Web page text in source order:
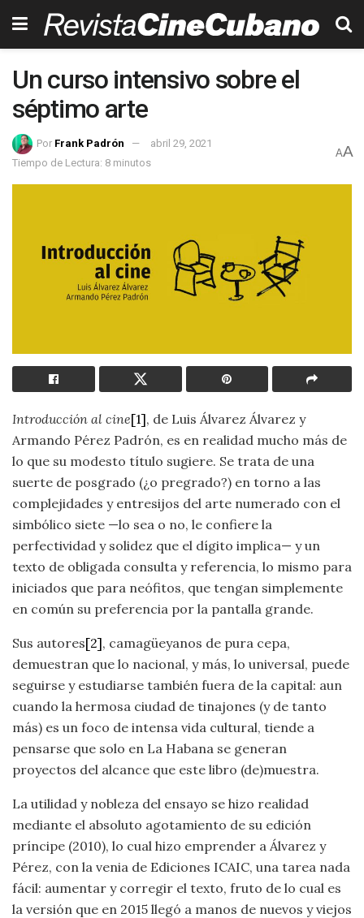
Un curso intensivo sobre el
séptimo arte
Por Frank Padrón
abril 29, 2021
Tiempo de Lectura: 8 minutos
AA
Introducción al cine[1], de Luis Álvarez Álvarez y
Armando Pérez Padrón, es en realidad mucho más de
lo que su modesto título sugiere. Se trata de una
suerte de posgrado (¿o pregrado?) en torno a las
complejidades y entresijos del arte numerado con el
simbólico siete —lo sea o no, le confiere la
perfectividad y solidez que el dígito implica— y un
texto de obligada consulta y referencia, lo mismo para
iniciados que para neófitos, que tengan simplemente
en común su preferencia por la pantalla grande.
Sus autores[2], camagüeyanos de pura cepa,
demuestran que lo nacional, y más, lo universal, puede
seguirse y estudiarse también fuera de la capital: aun
cuando la hermosa ciudad de tinajones (y de tanto
más) es un foco de intensa vida cultural, tiende a
pensarse que solo en La Habana se generan
proyectos del alcance que este libro (de)muestra.
La utilidad y nobleza del ensayo se hizo realidad
mediante el absoluto agotamiento de su edición
príncipe (2010), lo cual hizo emprender a Álvarez y
Pérez, con la venia de Ediciones ICAIC, una tarea nada
fácil: aumentar y corregir el texto, fruto de lo cual es
la versión que en 2015 llegó a manos de nuevos y viejos